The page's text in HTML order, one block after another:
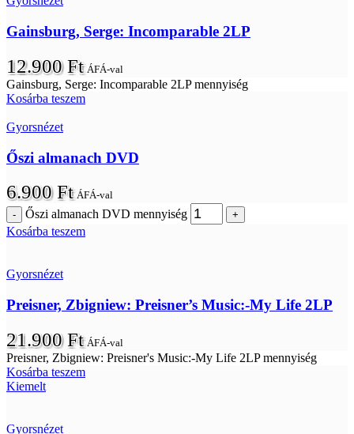
Gainsburg, Serge: Incomparable 2LP
12.900Ft ÁFÁ-val
Gainsburg, Serge: Incomparable 2LP mennyiség
Kosárba teszem
Gyorsnézet
Őszi almanach DVD
6.900Ft ÁFÁ-val
Őszi almanach DVD mennyiség
Kosárba teszem
Gyorsnézet
Preisner, Zbigniew: Preisner’s Music:-My Life 2LP
21.900Ft ÁFÁ-val
Preisner, Zbigniew: Preisner's Music:-My Life 2LP mennyiség
Kosárba teszem
Kiemelt
Gyorsnézet